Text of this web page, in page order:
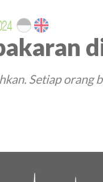
Setiap orang